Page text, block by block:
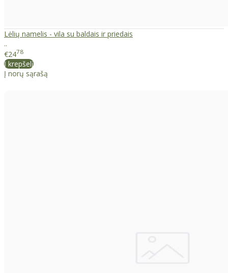
Lėlių namelis - vila su baldais ir priedais
..
€2478
Į krepšelį
Į norų sąrašą